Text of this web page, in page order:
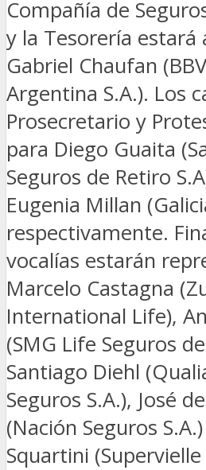
Compañía de
y la Tesorería estará
Gabriel Chaufan
Argentina S.A.). Los
Prosecretario y
para Diego Guaita
Seguros de Retiro
Eugenia Millan
respectivamente.
vocalías estarán
Marcelo Castagna
International Life),
(SMG Life Seguros
Santiago Diehl
Seguros S.A.), José
(Nación Seguros
Squartini (Supervielle